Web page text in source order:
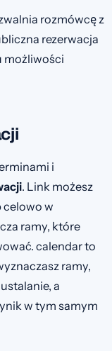
rozmówcę z
rezerwacja
możliwości
i
. Link możesz
celowo w
ramy, które
calendar to
ramy,
a
w tym samym